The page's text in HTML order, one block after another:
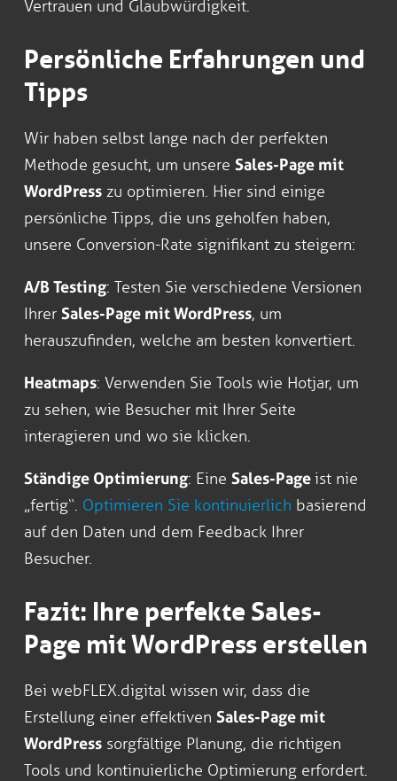
Vertrauen und Glaubwürdigkeit.
Persönliche Erfahrungen und
Tipps
Wir haben selbst lange nach der perfekten
Methode gesucht, um unsere Sales-Page mit
WordPress zu optimieren. Hier sind einige
persönliche Tipps, die uns geholfen haben,
unsere Conversion-Rate signifikant zu steigern:
A/B Testing: Testen Sie verschiedene Versionen
Ihrer Sales-Page mit WordPress, um
herauszufinden, welche am besten konvertiert.
Heatmaps: Verwenden Sie Tools wie Hotjar, um
zu sehen, wie Besucher mit Ihrer Seite
interagieren und wo sie klicken.
Ständige Optimierung: Eine Sales-Page ist nie
„fertig“. Optimieren Sie kontinuierlich basierend
auf den Daten und dem Feedback Ihrer
Besucher.
Fazit: Ihre perfekte Sales-
Page mit WordPress erstellen
Bei webFLEX.digital wissen wir, dass die
Erstellung einer effektiven Sales-Page mit
WordPress sorgfältige Planung, die richtigen
Tools und kontinuierliche Optimierung erfordert.